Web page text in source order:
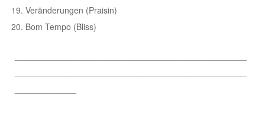
Veränderungen (Praisin)
Bom Tempo (Bliss)